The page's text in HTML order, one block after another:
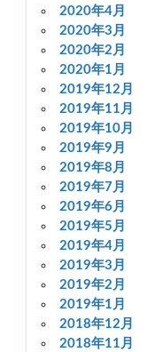
2020年4月
2020年3月
2020年2月
2020年1月
2019年12月
2019年11月
2019年10月
2019年9月
2019年8月
2019年7月
2019年6月
2019年5月
2019年4月
2019年3月
2019年2月
2019年1月
2018年12月
2018年11月